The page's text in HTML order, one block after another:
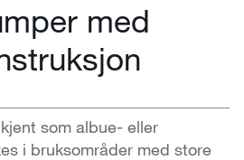
med
som albue- eller
i bruksområder med store